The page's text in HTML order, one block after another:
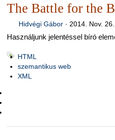
The Battle for the
Hidvégi Gábor· 2014. Nov.
Használjunk jelentéssel bíró
HTML
szemantikus web
XML